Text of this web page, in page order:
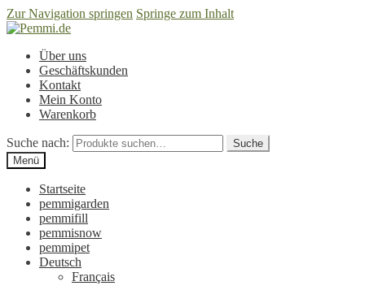
Zur Navigation springen Springe zum Inhalt
Über uns
Geschäftskunden
Kontakt
Mein Konto
Warenkorb
Suche nach:
Suche
Menü
Startseite
pemmigarden
pemmifill
pemmisnow
pemmipet
Deutsch
Français